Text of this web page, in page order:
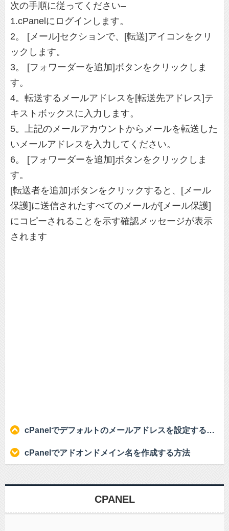
次の手順に従ってください–
1.cPanelにログインします。
2。 [メール]セクションで、[転送]アイコンをクリ
ックします。
3。 [フォワーダーを追加]ボタンをクリックしま
す。
4。転送するメールアドレスを[転送先アドレス]テ
キストボックスに入力します。
5。上記のメールアカウントからメールを転送した
いメールアドレスを入力してください。
6。 [フォワーダーを追加]ボタンをクリックしま
す。
[転送者を追加]ボタンをクリックすると、[メール
保護]に送信されたすべてのメールが[メール保護]
にコピーされることを示す確認メッセージが表示
されます
cPanelでデフォルトのメールアドレスを設定する方法
cPanelでアドオンドメイン名を作成する方法
CPANEL